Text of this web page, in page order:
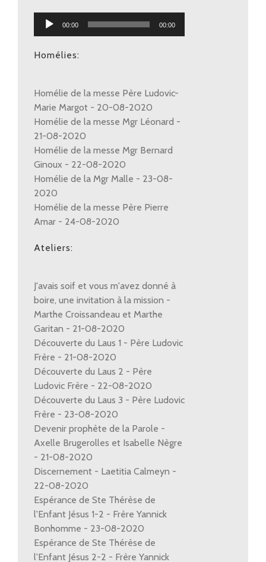
Lecteur
00:00 00:00
Homélies:
Homélie de la messe Père Ludovic-
Marie Margot - 20-08-2020
Homélie de la messe Mgr Léonard -
21-08-2020
Homélie de la messe Mgr Bernard
Ginoux - 22-08-2020
Homélie de la Mgr Malle - 23-08-
2020
Homélie de la messe Père Pierre
Amar - 24-08-2020
Ateliers:
J'avais soif et vous m'avez donné à
boire, une invitation à la mission -
Marthe Croissandeau et Marthe
Garitan - 21-08-2020
Découverte du Laus 1 - Père Ludovic
Frère - 21-08-2020
Découverte du Laus 2 - Père
Ludovic Frère - 22-08-2020
Découverte du Laus 3 - Père Ludovic
Frère - 23-08-2020
Devenir prophète de la Parole -
Axelle Brugerolles et Isabelle Nègre
- 21-08-2020
Discernement - Laetitia Calmeyn -
22-08-2020
Espérance de Ste Thérèse de
l'Enfant Jésus 1-2 - Frère Yannick
Bonhomme - 23-08-2020
Espérance de Ste Thérèse de
l'Enfant Jésus 2-2 - Frère Yannick